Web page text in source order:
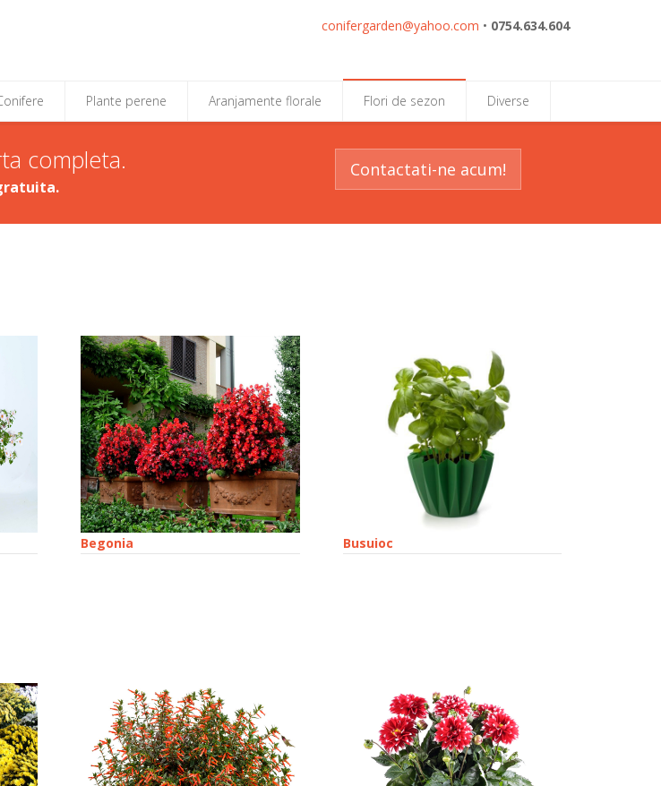
conifergarden@yahoo.com • 0754.634.604
Plante perene Aranjamente florale Flori de sezon Diverse
completa. Contactati-ne acum!
Begonia Busuioc